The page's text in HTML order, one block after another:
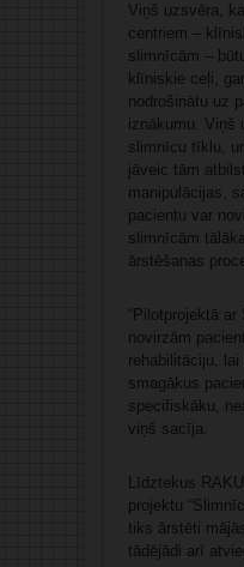
Viņš uzsvēra,
centriem –
slimnīcām –
klīniskie ceļi,
nodrošinātu uz
iznākumu. Viņš
slimnīcu tīklu,
jāveic tām
manipulācijas,
pacientu var
slimnīcām
ārstēšanas
“Pilotprojektā
novirzām
rehabilitāciju,
smagākus
specifiskāku,
viņš sacīja.
Līdztekus
projektu
tiks ārstēti
tādējādi arī